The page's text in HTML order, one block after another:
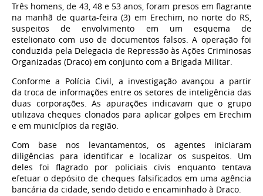
Três homens, de 43, 48 e 53 anos, foram presos em flagrante
na manhã de quarta-feira (3) em Erechim, no norte do RS,
suspeitos de envolvimento em um esquema de
estelionato com uso de documentos falsos. A operação foi
conduzida pela Delegacia de Repressão às Ações Criminosas
Organizadas (Draco) em conjunto com a Brigada Militar.
Conforme a Polícia Civil, a investigação avançou a partir
da troca de informações entre os setores de inteligência das
duas corporações. As apurações indicavam que o grupo
utilizava cheques clonados para aplicar golpes em Erechim
e em municípios da região.
Com base nos levantamentos, os agentes iniciaram
diligências para identificar e localizar os suspeitos. Um
deles foi flagrado por policiais civis enquanto tentava
efetuar o depósito de cheques falsificados em uma agência
bancária da cidade, sendo detido e encaminhado à Draco.